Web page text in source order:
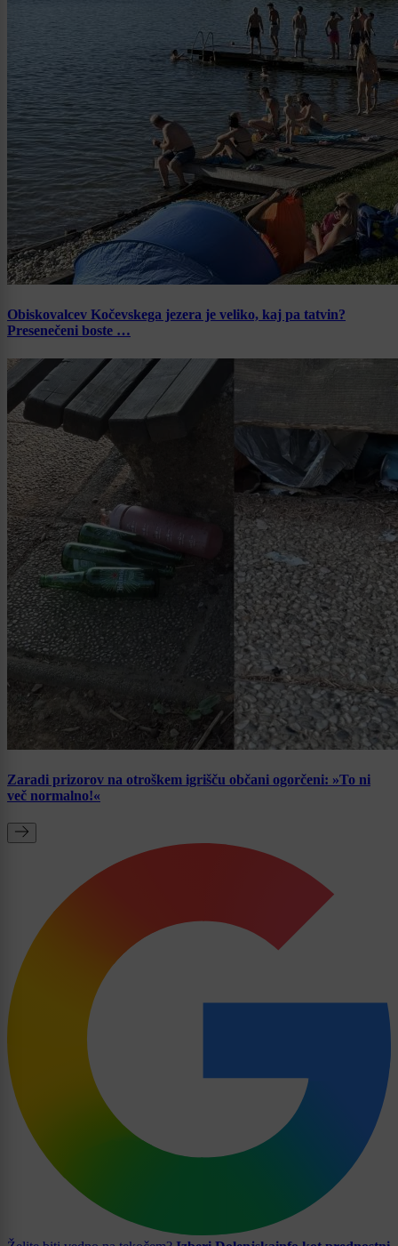
Obiskovalcev Kočevskega jezera je veliko, kaj pa tatvin?
Presenečeni boste …
Zaradi prizorov na otroškem igrišču občani ogorčeni: »To ni
več normalno!«